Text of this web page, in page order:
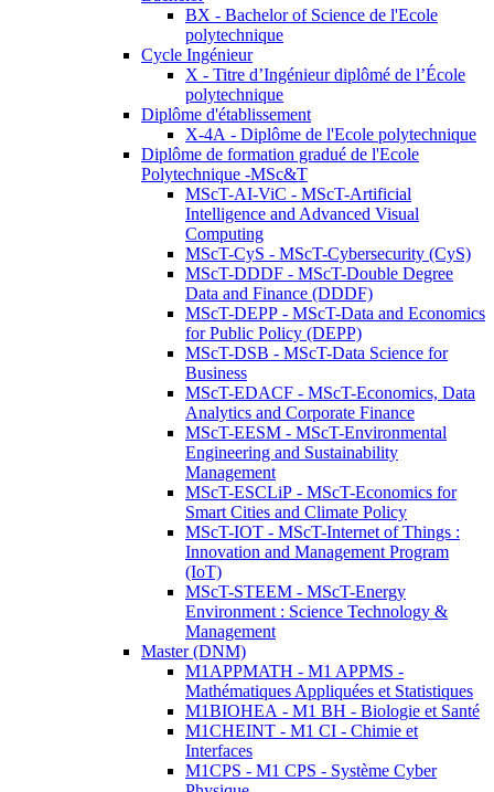
BX - Bachelor of Science de l'Ecole
polytechnique
Cycle Ingénieur
X - Titre d’Ingénieur diplômé de l’École
polytechnique
Diplôme d'établissement
X-4A - Diplôme de l'Ecole polytechnique
Diplôme de formation gradué de l'Ecole
Polytechnique -MSc&T
MScT-AI-ViC - MScT-Artificial
Intelligence and Advanced Visual
Computing
MScT-CyS - MScT-Cybersecurity (CyS)
MScT-DDDF - MScT-Double Degree
Data and Finance (DDDF)
MScT-DEPP - MScT-Data and Economics
for Public Policy (DEPP)
MScT-DSB - MScT-Data Science for
Business
MScT-EDACF - MScT-Economics, Data
Analytics and Corporate Finance
MScT-EESM - MScT-Environmental
Engineering and Sustainability
Management
MScT-ESCLiP - MScT-Economics for
Smart Cities and Climate Policy
MScT-IOT - MScT-Internet of Things :
Innovation and Management Program
(IoT)
MScT-STEEM - MScT-Energy
Environment : Science Technology &
Management
Master (DNM)
M1APPMATH - M1 APPMS -
Mathématiques Appliquées et Statistiques
M1BIOHEA - M1 BH - Biologie et Santé
M1CHEINT - M1 CI - Chimie et
Interfaces
M1CPS - M1 CPS - Système Cyber